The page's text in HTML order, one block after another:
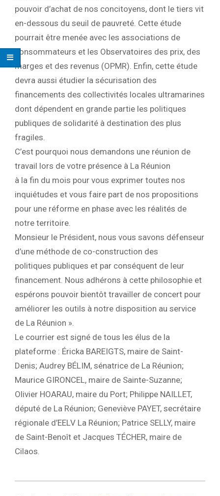
pouvoir d’achat de nos concitoyens, dont le tiers vit
en-dessous du seuil de pauvreté. Cette étude
pourrait être menée avec les associations de
consommateurs et les Observatoires des prix, des
marges et des revenus (OPMR). Enfin, cette étude
devra aussi étudier la sécurisation des
financements des collectivités locales ultramarines
dont dépendent en grande partie les politiques
publiques de solidarité à destination des plus
fragiles.
C’est pourquoi nous demandons une réunion de
travail lors de votre présence à La Réunion
à la fin du mois pour vous exprimer toutes nos
inquiétudes et vous faire part de nos propositions
pour une réforme en phase avec les réalités de
notre territoire.
Monsieur le Président, nous vous savons défenseur
d’une méthode de co-construction des
politiques publiques et par conséquent de leur
financement. Nous adhérons à cette philosophie et
espérons pouvoir bientôt travailler de concert pour
améliorer les outils à notre disposition au service
de La Réunion ».
Le courrier est signé de tous les élus de la
plateforme : Éricka BAREIGTS, maire de Saint-
Denis; Audrey BÉLIM, sénatrice de La Réunion;
Maurice GIRONCEL, maire de Sainte-Suzanne;
Olivier HOARAU, maire du Port; Philippe NAILLET,
député de La Réunion; Geneviève PAYET, secrétaire
régionale d’EELV La Réunion; Patrice SELLY, maire
de Saint-Benoît et Jacques TÉCHER, maire de
Cilaos.